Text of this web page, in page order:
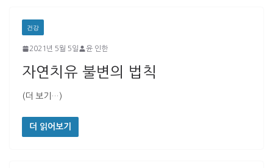
건강
2021년 5월 5일 윤 인한
자연치유 불변의 법칙
(더 보기…)
더 읽어보기